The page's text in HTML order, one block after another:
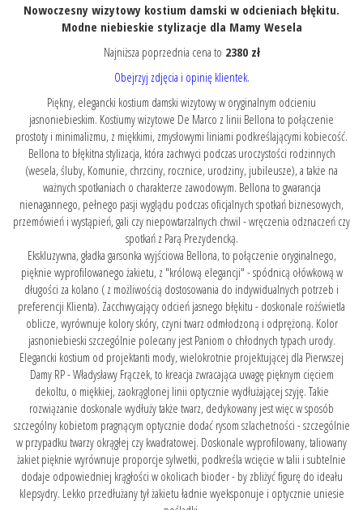
Nowoczesny wizytowy kostium damski w odcieniach błękitu.
Modne niebieskie stylizacje dla Mamy Wesela
Najniższa poprzednia cena to 2380 zł
Obejrzyj zdjęcia i opinię klientek.
Piękny, elegancki kostium damski wizytowy w oryginalnym odcieniu
jasnoniebieskim. Kostiumy wizytowe De Marco z linii Bellona to połączenie
prostoty i minimalizmu, z miękkimi, zmysłowymi liniami podkreślającymi kobiecość.
Bellona to błękitna stylizacja, która zachwyci podczas uroczystości rodzinnych
(wesela, śluby, Komunie, chrzciny, rocznice, urodziny, jubileusze), a także na
ważnych spotkaniach o charakterze zawodowym. Bellona to gwarancja
nienagannego, pełnego pasji wyglądu podczas oficjalnych spotkań biznesowych,
przemówień i wystąpień, gali czy niepowtarzalnych chwil - wręczenia odznaczeń czy
spotkań z Parą Prezydencką.
Ekskluzywna, gładka garsonka wyjściowa Bellona, to połączenie oryginalnego,
pięknie wyprofilowanego żakietu, z "królową elegancji" - spódnicą ołówkową w
długości za kolano ( z możliwością dostosowania do indywidualnych potrzeb i
preferencji Klienta). Zacchwycający odcień jasnego błękitu - doskonale rożświetla
oblicze, wyrównuje kolory skóry, czyni twarz odmłodzoną i odprężoną. Kolor
jasnoniebieski szczególnie polecany jest Paniom o chłodnych typach urody.
Elegancki kostium od projektanti mody, wielokrotnie projektującej dla Pierwszej
Damy RP - Władysławy Frączek, to kreacja zwracająca uwagę pięknym cięciem
dekoltu, o miękkiej, zaokrąglonej linii optycznie wydłużającej szyję. Takie
rozwiązanie doskonale wydłuży także twarz, dedykowany jest więc w sposób
szczególny kobietom pragnącym optycznie dodać rysom szlachetności - szczególnie
w przypadku twarzy okrągłej czy kwadratowej. Doskonale wyprofilowany, taliowany
żakiet pięknie wyrównuje proporcje sylwetki, podkreśla wcięcie w talii i subtelnie
dodaje odpowiedniej krągłości w okolicach bioder - by zbliżyć figurę do ideału
klepsydry. Lekko przedłużany tył żakietu ładnie wyeksponuje i optycznie uniesie